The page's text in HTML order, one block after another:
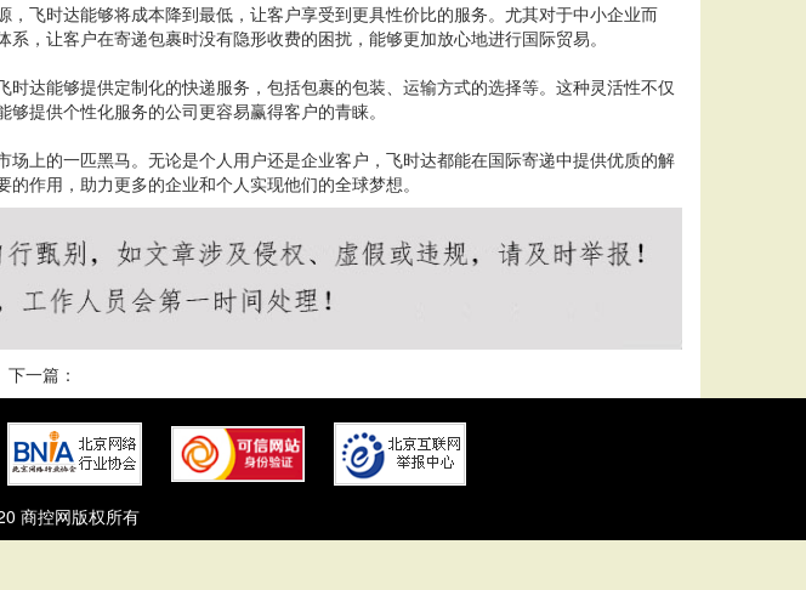
飞时达能够将成本降到最低，让客户享受到更具性价比的服务。尤其对于中小企业而
，让客户在寄递包裹时没有隐形收费的困扰，能够更加放心地进行国际贸易。
达能够提供定制化的快递服务，包括包裹的包装、运输方式的选择等。这种灵活性不仅
提供个性化服务的公司更容易赢得客户的青睐。
上的一匹黑马。无论是个人用户还是企业客户，飞时达都能在国际寄递中提供优质的解
作用，助力更多的企业和个人实现他们的全球梦想。
下一篇：
商控网版权所有